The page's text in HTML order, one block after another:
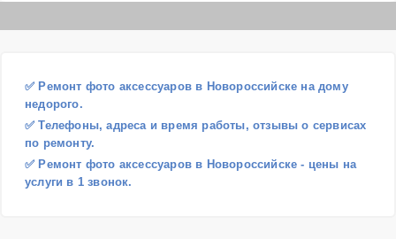
✅ Ремонт фото аксессуаров в Новороссийске на дому
недорого.
✅ Телефоны, адреса и время работы, отзывы о сервисах
по ремонту.
✅ Ремонт фото аксессуаров в Новороссийске - цены на
услуги в 1 звонок.